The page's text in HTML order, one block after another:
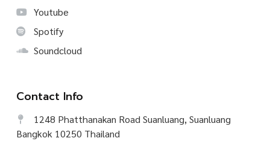
Youtube
Spotify
Soundcloud
Contact Info
1248 Phatthanakan Road Suanluang, Suanluang
Bangkok 10250 Thailand